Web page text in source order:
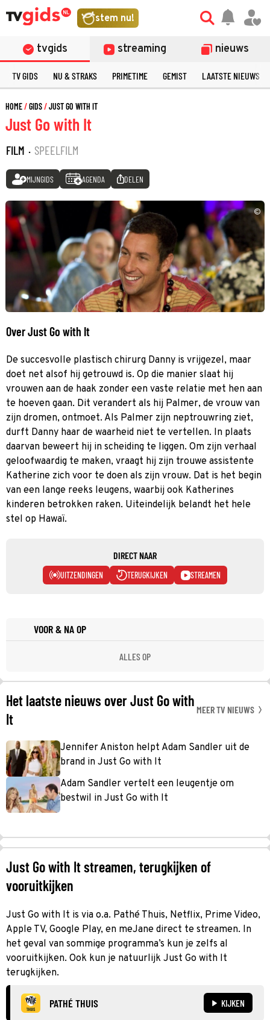
stem nu!
tvgids streaming nieuws
TV GIDS NU & STRAKS PRIMETIME GEMIST LAATSTE NIEUWS
HOME GIDS JUST GO WITH IT
Just Go with It
FILM · SPEELFILM
MIJNGIDS AGENDA DELEN
©
Over Just Go with It
De succesvolle plastisch chirurg Danny is vrijgezel, maar
doet net alsof hij getrouwd is. Op die manier slaat hij
vrouwen aan de haak zonder een vaste relatie met hen aan
te hoeven gaan. Dit verandert als hij Palmer, de vrouw van
zijn dromen, ontmoet. Als Palmer zijn neptrouwring ziet,
durft Danny haar de waarheid niet te vertellen. In plaats
daarvan beweert hij in scheiding te liggen. Om zijn verhaal
geloofwaardig te maken, vraagt hij zijn trouwe assistente
Katherine zich voor te doen als zijn vrouw. Dat is het begin
van een lange reeks leugens, waarbij ook Katherines
kinderen betrokken raken. Uiteindelijk belandt het hele
stel op Hawaï.
DIRECT NAAR
UITZENDINGEN TERUGKIJKEN STREAMEN
VOOR & NA OP
ALLES OP
Het laatste nieuws over Just Go with
It
MEER TV NIEUWS
Jennifer Aniston helpt Adam Sandler uit de
brand in Just Go with It
Adam Sandler vertelt een leugentje om
bestwil in Just Go with It
Just Go with It streamen, terugkijken of
vooruitkijken
Just Go with It is via o.a. Pathé Thuis, Netflix, Prime Video,
Apple TV, Google Play, en meJane direct te streamen. In
het geval van sommige programma’s kun je zelfs al
vooruitkijken. Ook kun je natuurlijk Just Go with It
terugkijken.
PATHÉ THUIS KIJKEN